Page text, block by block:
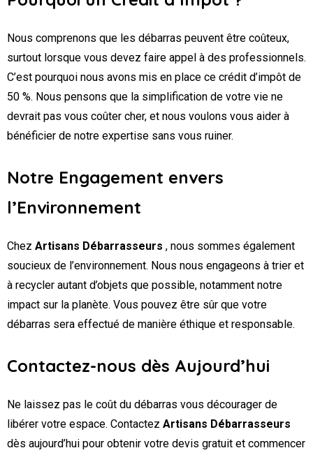
Nous comprenons que les débarras peuvent être coûteux,
surtout lorsque vous devez faire appel à des professionnels.
C’est pourquoi nous avons mis en place ce crédit d’impôt de
50 %. Nous pensons que la simplification de votre vie ne
devrait pas vous coûter cher, et nous voulons vous aider à
bénéficier de notre expertise sans vous ruiner.
Notre Engagement envers
l’Environnement
Chez Artisans Débarrasseurs , nous sommes également
soucieux de l’environnement. Nous nous engageons à trier et
à recycler autant d’objets que possible, notamment notre
impact sur la planète. Vous pouvez être sûr que votre
débarras sera effectué de manière éthique et responsable.
Contactez-nous dès Aujourd’hui
Ne laissez pas le coût du débarras vous décourager de
libérer votre espace. Contactez Artisans Débarrasseurs
dès aujourd’hui pour obtenir votre devis gratuit et commencer